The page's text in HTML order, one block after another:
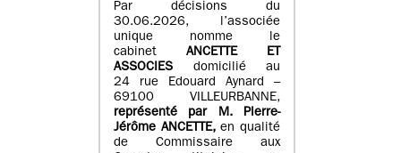
Par décisions du
30.06.2026, l’associée
unique nomme le
cabinet ANCETTE ET
ASSOCIES
domicilié au
24 rue Edouard Aynard –
69100 VILLEURBANNE,
représenté par M.Pierre-
Jérôme ANCETTE, en qualité
de Commissaire aux